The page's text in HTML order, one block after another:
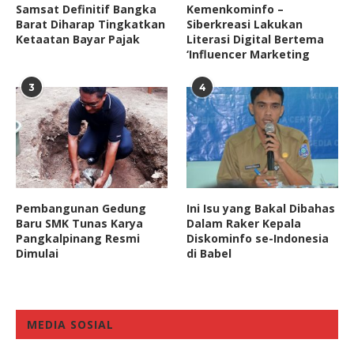
Samsat Definitif Bangka
Barat Diharap Tingkatkan
Ketaatan Bayar Pajak
Kemenkominfo –
Siberkreasi Lakukan
Literasi Digital Bertema
‘Influencer Marketing
3
Pembangunan Gedung
Baru SMK Tunas Karya
Pangkalpinang Resmi
Dimulai
4
Ini Isu yang Bakal Dibahas
Dalam Raker Kepala
Diskominfo se-Indonesia
di Babel
MEDIA SOSIAL